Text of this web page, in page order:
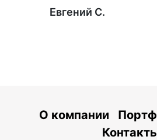
Евгений С.
О компании